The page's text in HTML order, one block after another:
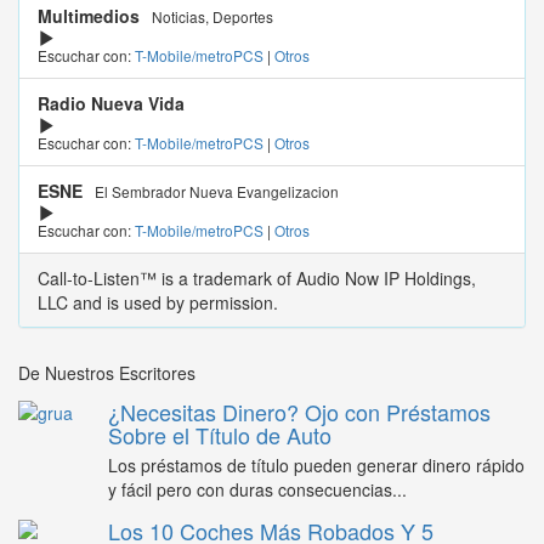
Multimedios
Noticias, Deportes
Escuchar con:T-Mobile/metroPCS | Otros
Radio Nueva Vida
Escuchar con:T-Mobile/metroPCS | Otros
ESNE
El Sembrador Nueva Evangelizacion
Escuchar con:T-Mobile/metroPCS | Otros
Call-to-Listen™ is a trademark of Audio Now IP Holdings,
LLC and is used by permission.
De Nuestros Escritores
¿Necesitas Dinero? Ojo con Préstamos
Sobre el Título de Auto
Los préstamos de título pueden generar dinero rápido
y fácil pero con duras consecuencias...
Los 10 Coches Más Robados Y 5